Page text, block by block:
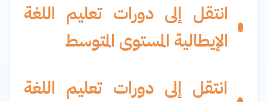
انتقل إلى دورات تعليم اللغة
الإيطالية المستوى المتوسط
انتقل إلى دورات تعليم اللغة